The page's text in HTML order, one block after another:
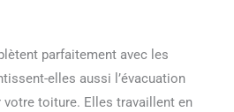
parfaitement avec les
elles aussi l’évacuation
votre toiture. Elles travaillent en